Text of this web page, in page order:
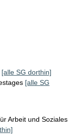
[alle SG dorthin]
[alle SG
Arbeit und Soziales